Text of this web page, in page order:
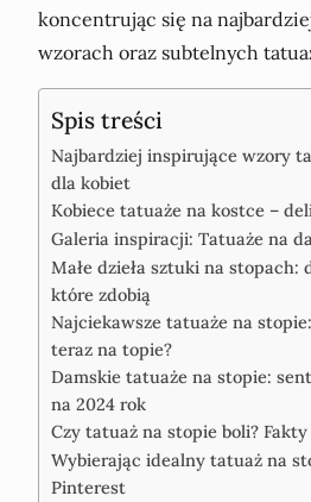
koncentrując się na
wzorach oraz subtelnych
Spis treści
Najbardziej inspirujące wzory
dla kobiet
Kobiece tatuaże na kostce –
Galeria inspiracji: Tatuaże na
Małe dzieła sztuki na stopach:
które zdobią
Najciekawsze tatuaże na
teraz na topie?
Damskie tatuaże na stopie:
na 2024 rok
Czy tatuaż na stopie boli?
Wybierając idealny tatuaż na
Pinterest